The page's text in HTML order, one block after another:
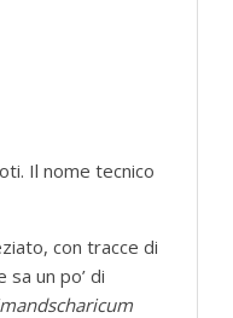
Il nome tecnico
con tracce di
un po’ di